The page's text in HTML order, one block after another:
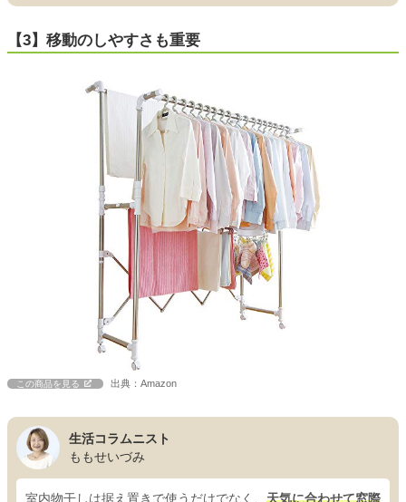
【3】移動のしやすさも重要
この商品を見る 出典：Amazon
生活コラムニスト
ももせいづみ
室内物干しは据え置きで使うだけでなく、 天気に合わせて窓際